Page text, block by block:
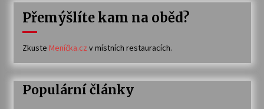
Přemýšlíte kam na oběd?
Zkuste Meníčka.cz v místních restauracích.
Populární články